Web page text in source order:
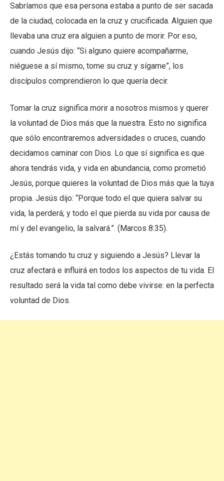
Sabríamos que esa persona estaba a punto de ser sacada
de la ciudad, colocada en la cruz y crucificada. Alguien que
llevaba una cruz era alguien a punto de morir. Por eso,
cuando Jesús dijo: “Si alguno quiere acompañarme,
niéguese a sí mismo, tome su cruz y sígame”, los
discípulos comprendieron lo que quería decir.
Tomar la cruz significa morir a nosotros mismos y querer
la voluntad de Dios más que la nuestra. Esto no significa
que sólo encontraremos adversidades o cruces, cuando
decidamos caminar con Dios. Lo que sí significa es que
ahora tendrás vida, y vida en abundancia, como prometió
Jesús, porque quieres la voluntad de Dios más que la tuya
propia. Jesús dijo: “Porque todo el que quiera salvar su
vida, la perderá; y todo el que pierda su vida por causa de
mí y del evangelio, la salvará.”. (Marcos 8:35).
¿Estás tomando tu cruz y siguiendo a Jesús? Llevar la
cruz afectará e influirá en todos los aspectos de tu vida. El
resultado será la vida tal como debe vivirse: en la perfecta
voluntad de Dios.